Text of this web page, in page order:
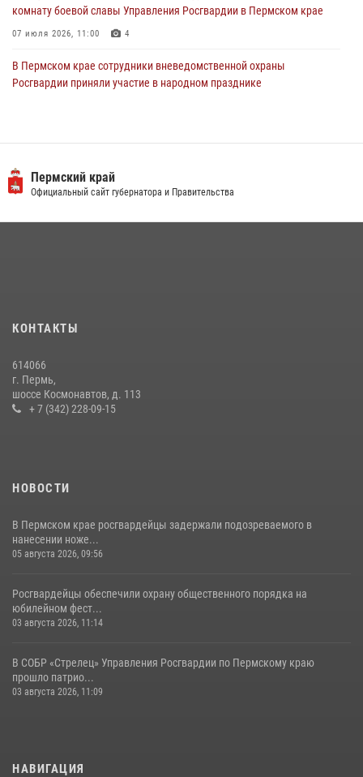
комнату боевой славы Управления Росгвардии в Пермском крае
07 июля 2026, 11:00 4
В Пермском крае сотрудники вневедомственной охраны
Росгвардии приняли участие в народном празднике
прошло патриотическое мероприятие
03 августа 2026, 11:09
ветеринарно-санитарной службы с годовщиной образования
В Пермском крае росгвардейцы приняли участие в ярмарке
вакансий
Пермский край
Официальный сайт губернатора и Правительства
КОНТАКТЫ
614066
г. Пермь,
шоссе Космонавтов, д. 113
+ 7 (342) 228-09-15
НОВОСТИ
В Пермском крае росгвардейцы задержали подозреваемого в
нанесении ноже...
05 августа 2026, 09:56
Росгвардейцы обеспечили охрану общественного порядка на
юбилейном фест...
03 августа 2026, 11:14
В СОБР «Стрелец» Управления Росгвардии по Пермскому краю
прошло патрио...
03 августа 2026, 11:09
НАВИГАЦИЯ